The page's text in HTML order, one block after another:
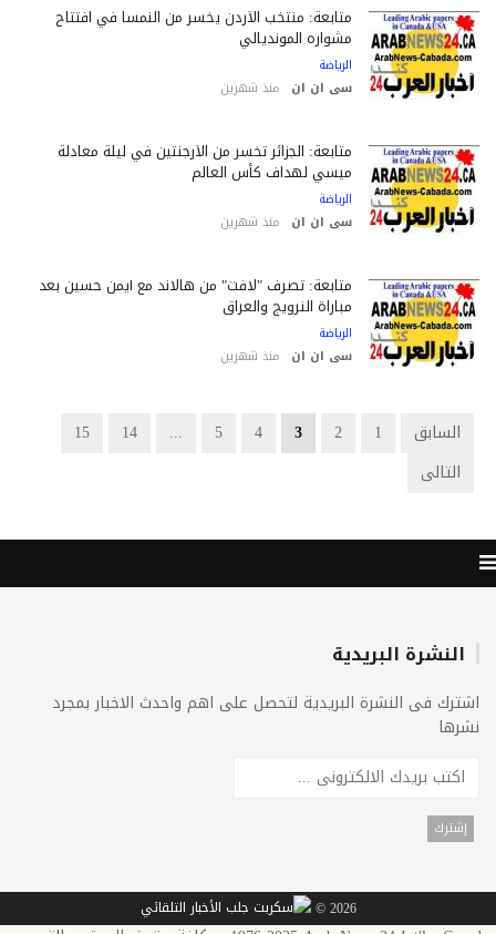
متابعة: منتخب الأردن يخسر من النمسا في افتتاح
مشواره المونديالي
الرياضة
سى ان ان منذ شهرين
متابعة: الجزائر تخسر من الأرجنتين في ليلة معادلة
ميسي لهداف كأس العالم
الرياضة
سى ان ان منذ شهرين
متابعة: تصرف "لافت" من هالاند مع أيمن حسين بعد
مباراة النرويج والعراق
الرياضة
سى ان ان منذ شهرين
السابق 1
2
3
4
5
...
14
15
التالى
النشرة البريدية
اشترك فى النشرة البريدية لتحصل على اهم واحدث الاخبار بمجرد
نشرها
2026 ©